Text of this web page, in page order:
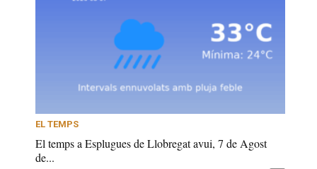
EL TEMPS
El temps a Esplugues de Llobregat avui, 7 de Agost
de...